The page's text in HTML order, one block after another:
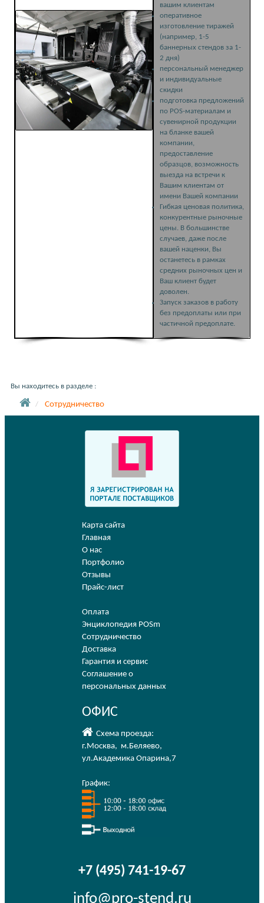
вашим клиентам
оперативное
изготовление тиражей
(например, 1-5
баннерных стендов за 1-
2 дня)
персональный менеджер
и индивидуальные
скидки
подготовка предложений
по POS-материалам и
сувенирной продукции
на бланке вашей
компании,
предоставление
образцов, возможность
выезда на встречи к
Вашим клиентам от
имени Вашей компании
Гибкая ценовая политика,
конкурентные рыночные
цены. В большинстве
случаев, даже после
вашей наценки, Вы
останетесь в рамках
средних рыночных цен и
Ваш клиент будет
доволен.
Запуск заказов в работу
без предоплаты или при
частичной предоплате.
Вы находитесь в разделе :
Сотрудничество
Карта сайта
Главная
О нас
Портфолио
Отзывы
Прайс-лист
Оплата
Энциклопедия POSm
Сотрудничество
Доставка
Гарантия и сервис
Соглашение о
персональных данных
ОФИС
Схема проезда:
г.Москва, м.Беляево,
ул.Академика Опарина,7
График:
+7 (495) 741-19-67
info@pro-stend.ru